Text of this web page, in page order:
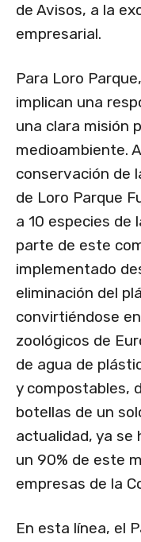
de Avisos, a la
empresarial.
Para Loro
implican una
una clara misión
medioambiente.
conservación de
de Loro Parque
a 10 especies de
parte de este
implementado
eliminación del
convirtiéndose
zoológicos de
de agua de
y compostables,
botellas de un
actualidad, ya se
un 90% de este
empresas de la
En esta línea, el